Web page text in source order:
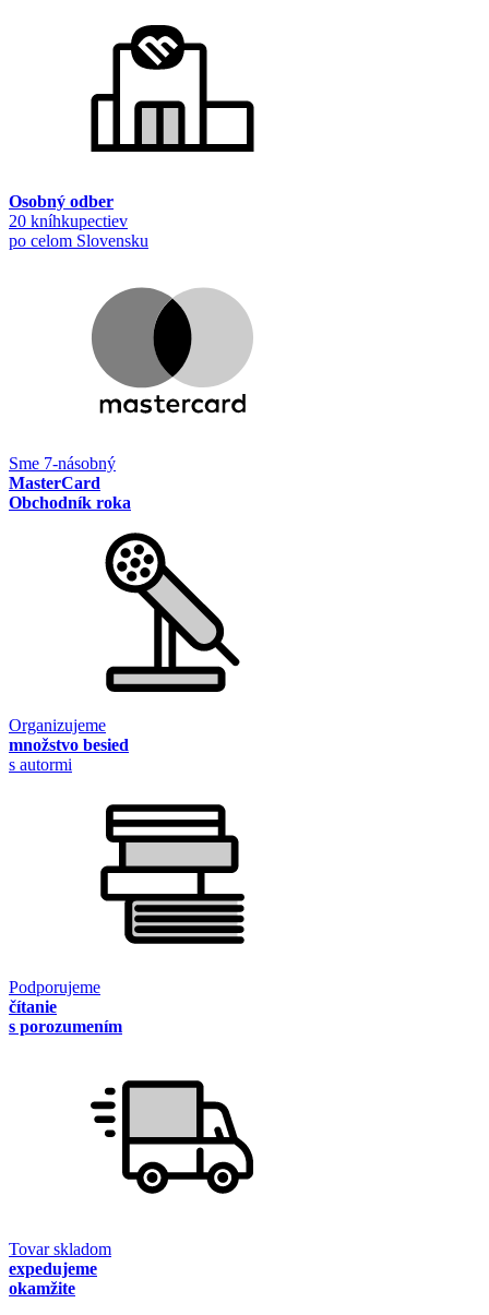
Osobný odber
20 kníhkupectiev
po celom Slovensku
Sme 7-násobný
MasterCard
Obchodník roka
Organizujeme
množstvo besied
s autormi
Podporujeme
čítanie
s porozumením
Tovar skladom
expedujeme
okamžite